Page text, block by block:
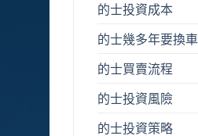
的士投資成本
的士幾多年要換車
的士買賣流程
的士投資風險
的士投資策略